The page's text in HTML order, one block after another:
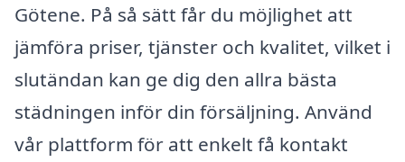
Götene. På så sätt får du möjlighet att
jämföra priser, tjänster och kvalitet, vilket i
slutändan kan ge dig den allra bästa
städningen inför din försäljning. Använd
vår plattform för att enkelt få kontakt